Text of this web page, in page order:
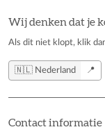
Wij denken dat je
Als dit niet klopt, klik
🇳🇱 Nederland 📍
Contact informatie